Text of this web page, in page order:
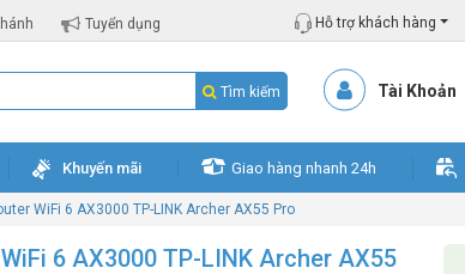
Tuyển dụng Hỗ trợ khách hàng
Tìm kiếm Tài Khoản
Khuyến mãi Giao hàng nhanh 24h
WiFi 6 AX3000 TP-LINK Archer AX55 Pro
6 AX3000 TP-LINK Archer AX55